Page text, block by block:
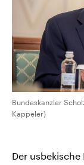
Bundeskanzler
Kappeler)
Der